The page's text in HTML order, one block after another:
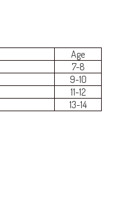
Age
7-8
9-10
11-12
13-14